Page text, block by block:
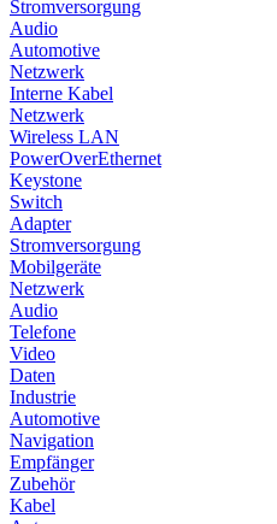
Stromversorgung
Audio
Automotive
Netzwerk
Interne Kabel
Netzwerk
Wireless LAN
PowerOverEthernet
Keystone
Switch
Adapter
Stromversorgung
Mobilgeräte
Netzwerk
Audio
Telefone
Video
Daten
Industrie
Automotive
Navigation
Empfänger
Zubehör
Kabel